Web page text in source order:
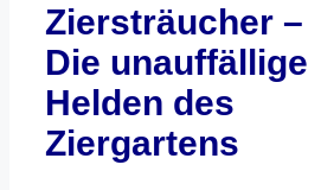
Ziersträucher –
Die unauffällige
Helden des
Ziergartens